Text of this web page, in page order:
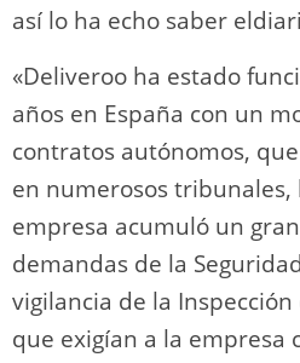
así lo ha echo saber
«Deliveroo ha estado
años en España con un
contratos autónomos,
en numerosos tribunales,
empresa acumuló un
demandas de la
vigilancia de la
que exigían a la empresa